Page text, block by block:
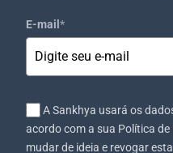
E-mail *
A Sankhya usará os
acordo com a sua Política
mudar de ideia e revogar